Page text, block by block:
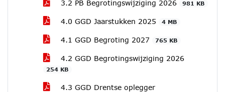
3.2 PB Begrotingswijziging 2026 981 KB
4.0 GGD Jaarstukken 2025 4 MB
4.1 GGD Begroting 2027 765 KB
4.2 GGD Begrotingswijziging 2026
254 KB
4.3 GGD Drentse oplegger